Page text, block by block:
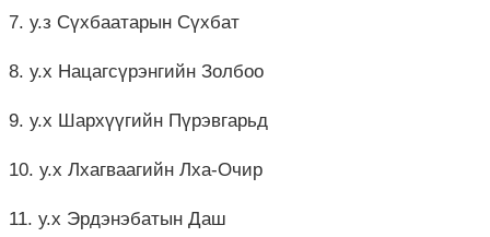
7. у.з Сүхбаатарын Сүхбат
8. у.х Нацагсүрэнгийн Золбоо
9. у.х Шархүүгийн Пүрэвгарьд
10. у.х Лхагваагийн Лха-Очир
11. у.х Эрдэнэбатын Даш